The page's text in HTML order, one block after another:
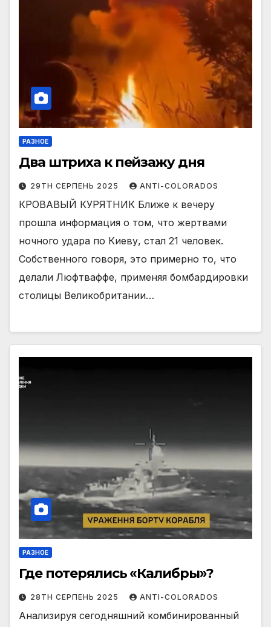
РАЗНОЕ
Два штриха к пейзажу дня
29TH СЕРПЕНЬ 2025 ANTI-COLORADOS
КРОВАВЫЙ КУРЯТНИК Ближе к вечеру
прошла информация о том, что жертвами
ночного удара по Киеву, стал 21 человек.
Собственного говоря, это примерно то, что
делали Люфтваффе, применяя бомбардировки
столицы Великобритании…
РАЗНОЕ
Где потерялись «Калибры»?
28TH СЕРПЕНЬ 2025 ANTI-COLORADOS
Анализируя сегодняшний комбинированный